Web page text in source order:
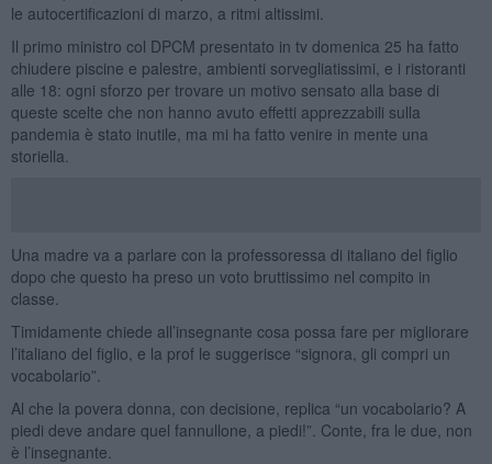
le autocertificazioni di marzo, a ritmi altissimi.
Il primo ministro col DPCM presentato in tv domenica 25 ha fatto
chiudere piscine e palestre, ambienti sorvegliatissimi, e i ristoranti
alle 18: ogni sforzo per trovare un motivo sensato alla base di
queste scelte che non hanno avuto effetti apprezzabili sulla
pandemia è stato inutile, ma mi ha fatto venire in mente una
storiella.
Una madre va a parlare con la professoressa di italiano del figlio
dopo che questo ha preso un voto bruttissimo nel compito in
classe.
Timidamente chiede all’insegnante cosa possa fare per migliorare
l’italiano del figlio, e la prof le suggerisce “signora, gli compri un
vocabolario”.
Al che la povera donna, con decisione, replica “un vocabolario? A
piedi deve andare quel fannullone, a piedi!”. Conte, fra le due, non
è l’insegnante.